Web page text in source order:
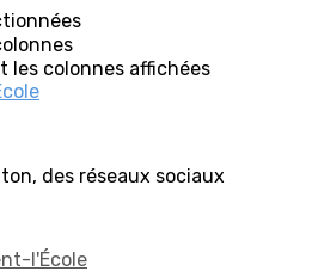
les colonnes affichées
des réseaux sociaux